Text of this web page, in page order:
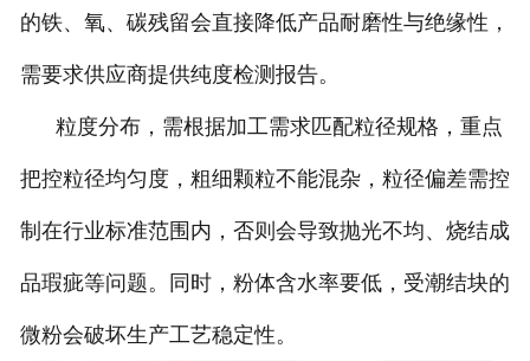
的铁、氧、碳残留会直接降低产品耐磨性与绝缘性，
需要求供应商提供纯度检测报告。
粒度分布，需根据加工需求匹配粒径规格，重点
把控粒径均匀度，粗细颗粒不能混杂，粒径偏差需控
制在行业标准范围内，否则会导致抛光不均、烧结成
品瑕疵等问题。同时，粉体含水率要低，受潮结块的
微粉会破坏生产工艺稳定性。